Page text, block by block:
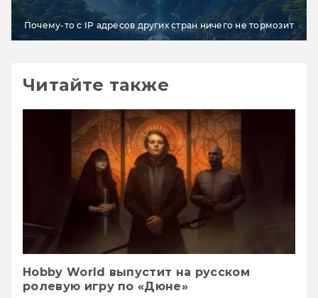
Почему-то с IP адресов других стран ничего не тормозит
Читайте также
Hobby World выпустит на русском
ролевую игру по «Дюне»